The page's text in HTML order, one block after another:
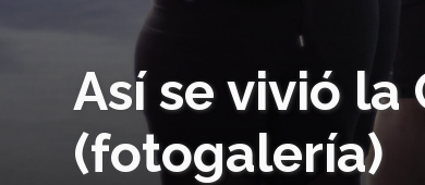
Así se vivió la
(fotogalería)